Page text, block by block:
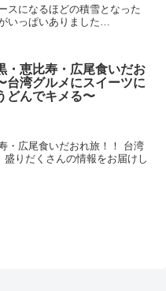
スになるほどの積雪となった
いっぱいありました…
・恵比寿・広尾食いだお
台湾グルメにスイーツに
どんでキメる〜
・広尾食いだおれ旅！！ 台湾
りだくさんの情報をお届けし